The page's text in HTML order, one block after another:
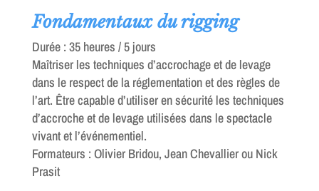
Fondamentaux du rigging
Durée : 35 heures / 5 jours
Maîtriser les techniques d’accrochage et de levage
dans le respect de la réglementation et des règles de
l’art. Être capable d’utiliser en sécurité les techniques
d’accroche et de levage utilisées dans le spectacle
vivant et l’événementiel.
Formateurs : Olivier Bridou, Jean Chevallier ou Nick
Prasit